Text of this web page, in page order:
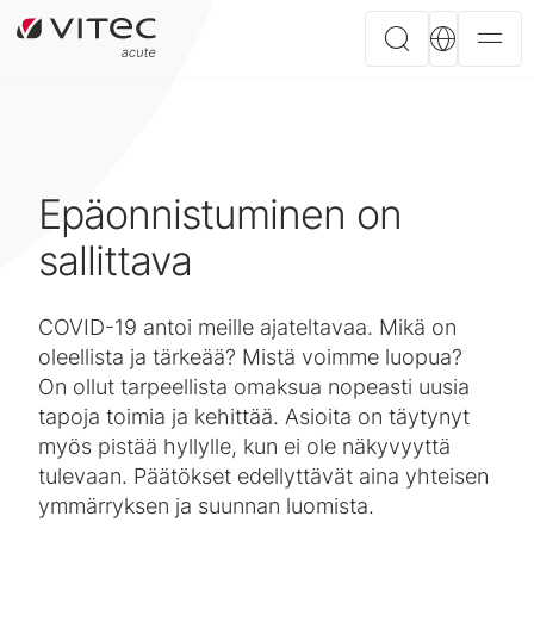
Epäonnistuminen on
sallittava
COVID-19 antoi meille ajateltavaa. Mikä on
oleellista ja tärkeää? Mistä voimme luopua?
On ollut tarpeellista omaksua nopeasti uusia
tapoja toimia ja kehittää. Asioita on täytynyt
myös pistää hyllylle, kun ei ole näkyvyyttä
tulevaan. Päätökset edellyttävät aina yhteisen
ymmärryksen ja suunnan luomista.